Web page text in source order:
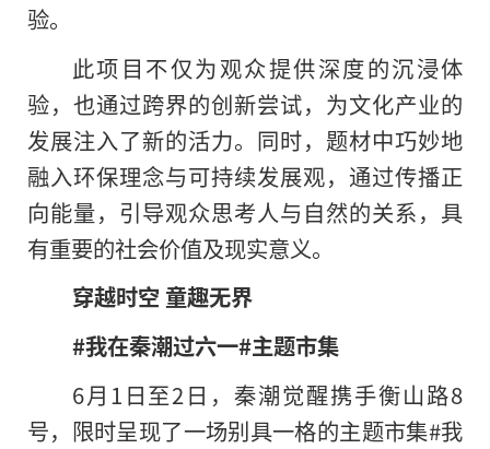
验。
此项目不仅为观众提供深度的沉浸体
验，也通过跨界的创新尝试，为文化产业的
发展注入了新的活力。同时，题材中巧妙地
融入环保理念与可持续发展观，通过传播正
向能量，引导观众思考人与自然的关系，具
有重要的社会价值及现实意义。
穿越时空 童趣无界
#我在秦潮过六一#主题市集
6月1日至2日，秦潮觉醒携手衡山路8
号，限时呈现了一场别具一格的主题市集#我